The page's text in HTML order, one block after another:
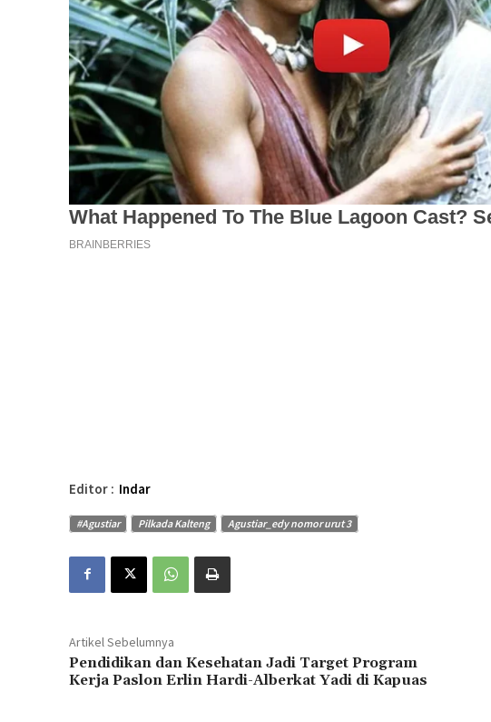
Editor : Indar
#Agustiar Pilkada Kalteng Agustiar_edy nomor urut 3
Artikel Sebelumnya
Pendidikan dan Kesehatan Jadi Target Program
Kerja Paslon Erlin Hardi-Alberkat Yadi di Kapuas